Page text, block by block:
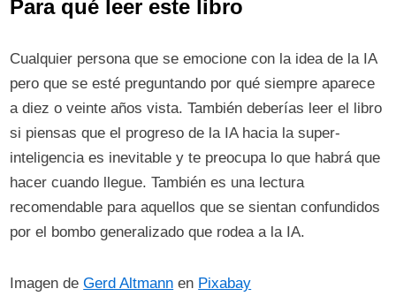
Para qué leer este libro
Cualquier persona que se emocione con la idea de la IA
pero que se esté preguntando por qué siempre aparece
a diez o veinte años vista. También deberías leer el libro
si piensas que el progreso de la IA hacia la super-
inteligencia es inevitable y te preocupa lo que habrá que
hacer cuando llegue. También es una lectura
recomendable para aquellos que se sientan confundidos
por el bombo generalizado que rodea a la IA.
Imagen deGerd Altmann en Pixabay